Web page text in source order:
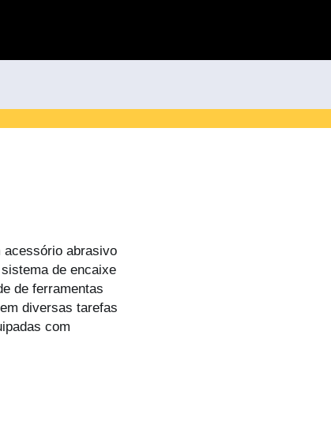
abrasivo
de encaixe
de ferramentas
diversas tarefas
com